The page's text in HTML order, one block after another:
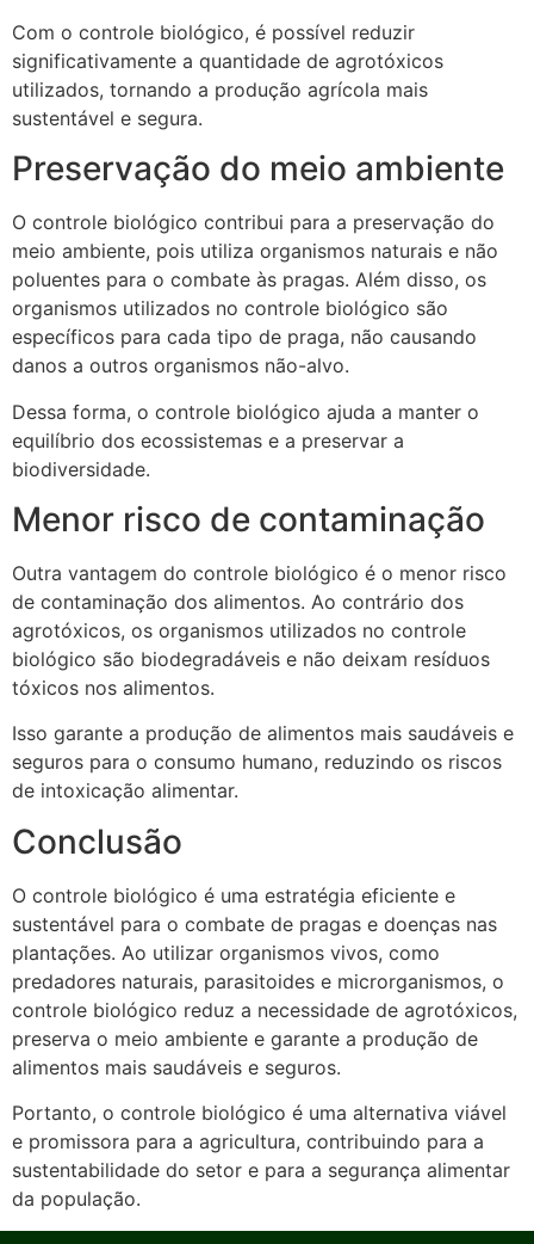
Com o controle biológico, é possível reduzir
significativamente a quantidade de agrotóxicos
utilizados, tornando a produção agrícola mais
sustentável e segura.
Preservação do meio ambiente
O controle biológico contribui para a preservação do
meio ambiente, pois utiliza organismos naturais e não
poluentes para o combate às pragas. Além disso, os
organismos utilizados no controle biológico são
específicos para cada tipo de praga, não causando
danos a outros organismos não-alvo.
Dessa forma, o controle biológico ajuda a manter o
equilíbrio dos ecossistemas e a preservar a
biodiversidade.
Menor risco de contaminação
Outra vantagem do controle biológico é o menor risco
de contaminação dos alimentos. Ao contrário dos
agrotóxicos, os organismos utilizados no controle
biológico são biodegradáveis e não deixam resíduos
tóxicos nos alimentos.
Isso garante a produção de alimentos mais saudáveis e
seguros para o consumo humano, reduzindo os riscos
de intoxicação alimentar.
Conclusão
O controle biológico é uma estratégia eficiente e
sustentável para o combate de pragas e doenças nas
plantações. Ao utilizar organismos vivos, como
predadores naturais, parasitoides e microrganismos, o
controle biológico reduz a necessidade de agrotóxicos,
preserva o meio ambiente e garante a produção de
alimentos mais saudáveis e seguros.
Portanto, o controle biológico é uma alternativa viável
e promissora para a agricultura, contribuindo para a
sustentabilidade do setor e para a segurança alimentar
da população.